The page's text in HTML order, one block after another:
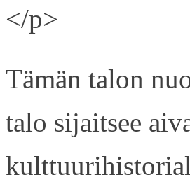
</p>
Tämän talon
talo sijaitsee